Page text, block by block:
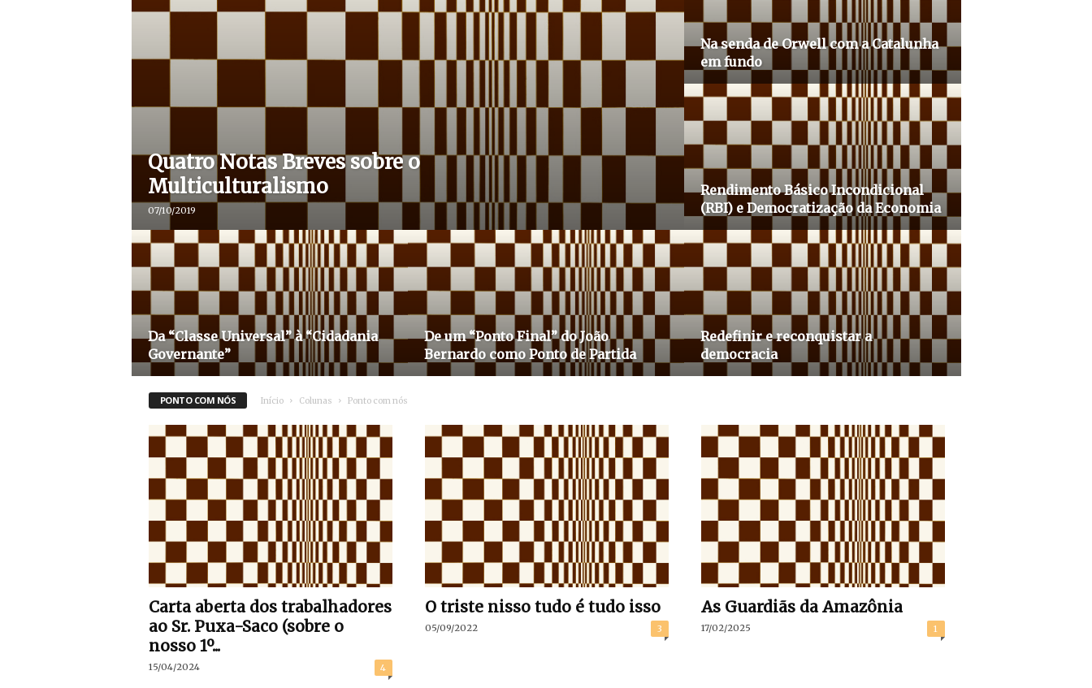
Quatro Notas Breves sobre o
Multiculturalismo
07/10/2019
Na senda de Orwell com a Catalunha
em fundo
Rendimento Básico Incondicional
(RBI) e Democratização da Economia
Da “Classe Universal” à “Cidadania
Governante”
De um “Ponto Final” do João
Bernardo como Ponto de Partida
Redefinir e reconquistar a
democracia
PONTO COM NÓS Início Colunas Ponto com nós
Carta aberta dos trabalhadores
ao Sr. Puxa-Saco (sobre o
nosso 1º...
15/04/2024 4
O triste nisso tudo é tudo isso
05/09/2022 3
As Guardiãs da Amazônia
17/02/2025 1